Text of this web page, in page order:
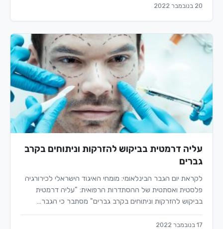
20 בנובמבר 2022
עליה דרמטית בביקוש להזרקות וניתוחים בקרב
גברים
לקראת יום הגבר הבינלאומי: מומחי האיגוד הישראלי לכירורגיה
פלסטית ואסתטית של ההסתדרות הרפואית: "עליה דרמטית
בביקוש להזרקות וניתוחים בקרב גברים" מסתבר כי הגבר…
17 בנובמבר 2022